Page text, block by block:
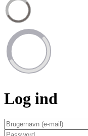
Log ind